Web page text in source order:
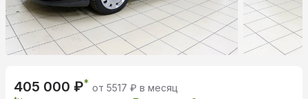
405 000 ₽* от 5517 ₽ в месяц